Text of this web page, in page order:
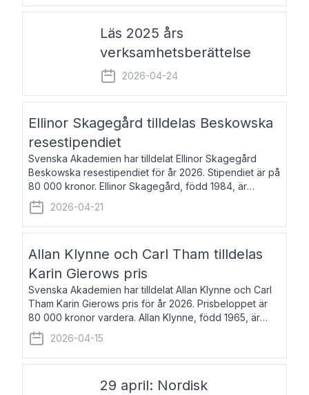
sakprosa som i år går till Magnus
Läs 2025 års
verksamhetsberättelse
2026-04-24
Ellinor Skagegård tilldelas Beskowska
resestipendiet
Svenska Akademien har tilldelat Ellinor Skagegård
Beskowska resestipendiet för år 2026. Stipendiet är på
80 000 kronor. Ellinor Skagegård, född 1984, är
författare, journalist och musiker. Hon skriver
återkommande för Svenska Dagbladet, Ups
2026-04-21
Allan Klynne och Carl Tham tilldelas
Karin Gierows pris
Svenska Akademien har tilldelat Allan Klynne och Carl
Tham Karin Gierows pris för år 2026. Prisbeloppet är
80 000 kronor vardera. Allan Klynne, född 1965, är
arkeolog, författare, översättare och fil.dr i antikens
kultur och samhällsliv. Ut
2026-04-15
29 april: Nordisk